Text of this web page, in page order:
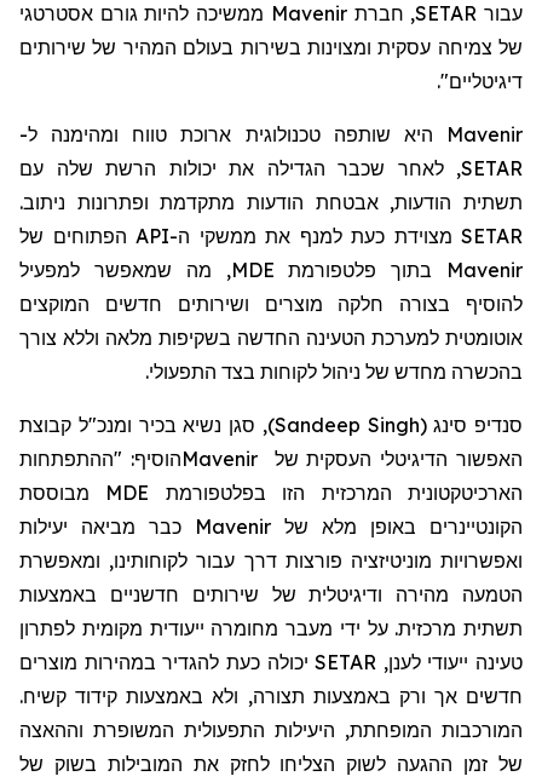
עבור SETAR,
חברת
Mavenir ממשיכה להיות גורם אסטרטגי
של צמיחה עסקית ומצוינות בשירות בעולם המהיר של שירותים
דיגיטליים".
Mavenir היא שותפה טכנולוגית ארוכת טווח ומהימנה ל-
SETAR, לאחר שכבר הגדילה את יכולות הרשת שלה עם
תשתית הודעות, אבטחת הודעות מתקדמת ופתרונות ניתוב.
SETAR מצוידת כעת למנף את ממשקי ה-API הפתוחים של
Mavenir בתוך פלטפורמת MDE, מה שמאפשר למפעיל
להוסיף בצורה חלקה מוצרים ושירותים חדשים המוקצים
אוטומטית למערכת הטעינה החדשה בשקיפות מלאה וללא צורך
בהכשרה מחדש של ניהול לקוחות בצד התפעולי.
סנדיפ סינג(
Sandeep Singh
), סגן נשיא בכיר ומנכ"ל קבוצת
האפשור הדיגיטלי העסקית של
Mavenirהוסיף: "ההתפתחות
הארכיטקטונית המרכזית הזו בפלטפורמת MDE
מבוססת
הקונטיינרים באופן מלא של Mavenir כבר מביאה יעילות
ואפשרויות מוניטיזציה פורצות דרך עבור לקוחותינו, ומאפשרת
הטמעה מהירה ודיגיטלית של שירותים חדשניים באמצעות
תשתית מרכזית. על ידי מעבר מחומרה ייעודית מקומית לפתרון
טעינה ייעודי לענן, SETARיכולה כעת להגדיר במהירות מוצרים
חדשים אך ורק באמצעות תצורה, ולא באמצעות קידוד קשיח.
המורכבות המופחתת, היעילות התפעולית המשופרת וההאצה
של זמן ההגעה לשוק הצליחו לחזק את המובילות בשוק של